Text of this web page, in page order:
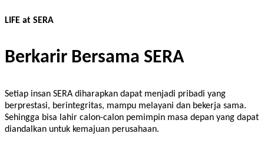
LIFE at SERA
Berkarir Bersama SERA
Setiap insan SERA diharapkan dapat menjadi pribadi yang
berprestasi, berintegritas, mampu melayani dan bekerja sama.
Sehingga bisa lahir calon-calon pemimpin masa depan yang dapat
diandalkan untuk kemajuan perusahaan.